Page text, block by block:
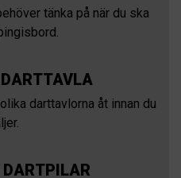
tänka på när du ska
darttavlorna åt innan du